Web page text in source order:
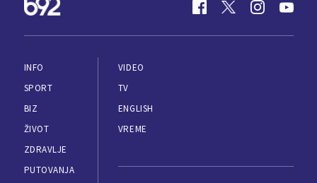
INFO
SPORT
BIZ
ŽIVOT
ZDRAVLJE
PUTOVANJA
VIDEO
TV
ENGLISH
VREME